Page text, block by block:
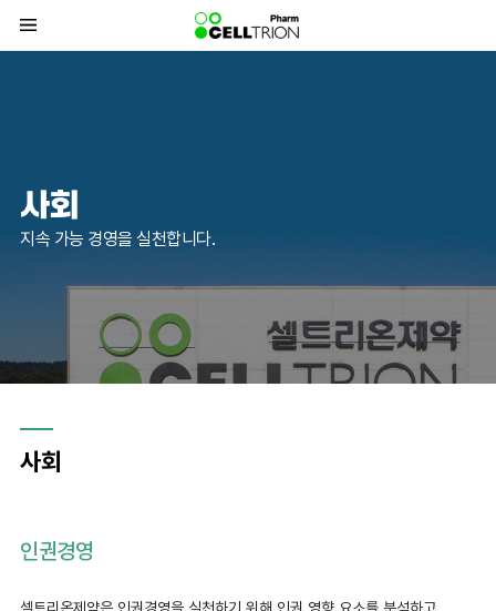
로
사회
지속 가능 경영을 실천합니다.
사회
인권경영